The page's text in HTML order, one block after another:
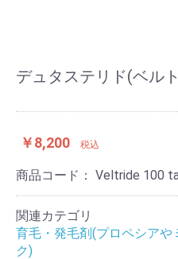
デュタステリド(ベル
￥8,200 税込
商品コード： Veltride 100
関連カテゴリ
育毛・発毛剤(プロペシアや
ク)